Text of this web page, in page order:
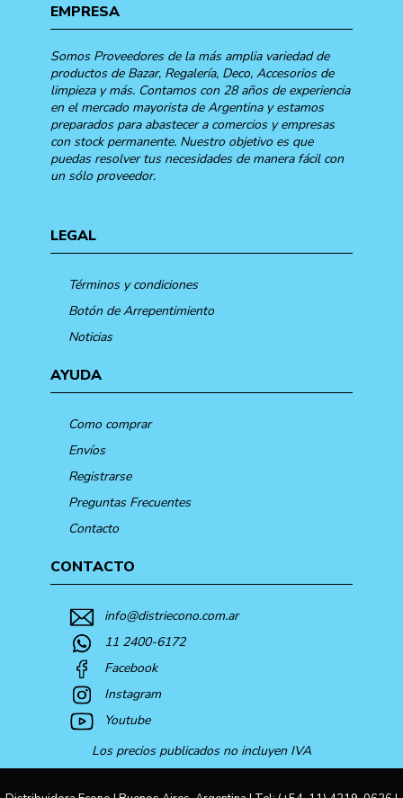
EMPRESA
Somos Proveedores de la más amplia variedad de
productos de Bazar, Regalería, Deco, Accesorios de
limpieza y más. Contamos con 28 años de experiencia
en el mercado mayorista de Argentina y estamos
preparados para abastecer a comercios y empresas
con stock permanente. Nuestro objetivo es que
puedas resolver tus necesidades de manera fácil con
un sólo proveedor.
LEGAL
Términos y condiciones
Botón de Arrepentimiento
Noticias
AYUDA
Como comprar
Envíos
Registrarse
Preguntas Frecuentes
Contacto
CONTACTO
info@distriecono.com.ar
11 2400-6172
Facebook
Instagram
Youtube
Los precios publicados no incluyen IVA